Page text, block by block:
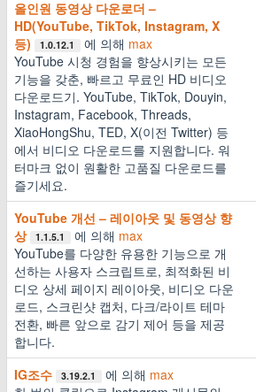
올인원 동영상 다운로더 –
HD(YouTube, TikTok, Instagram, X
등)
1.0.12.1 에 의해 max
YouTube 시청 경험을 향상시키는 모든
기능을 갖춘, 빠르고 무료인 HD 비디오
다운로드기. YouTube, TikTok, Douyin,
Instagram, Facebook, Threads,
XiaoHongShu, TED, X(이전 Twitter) 등
에서 비디오 다운로드를 지원합니다. 워
터마크 없이 원활한 고품질 다운로드를
즐기세요.
YouTube 개선 – 레이아웃 및 동영상 향
상
1.1.5.1 에 의해 max
YouTube를 다양한 유용한 기능으로 개
선하는 사용자 스크립트로, 최적화된 비
디오 상세 페이지 레이아웃, 비디오 다운
로드, 스크린샷 캡처, 다크/라이트 테마
전환, 빠른 앞으로 감기 제어 등을 제공
합니다.
IG조수 3.19.2.1 에 의해 max